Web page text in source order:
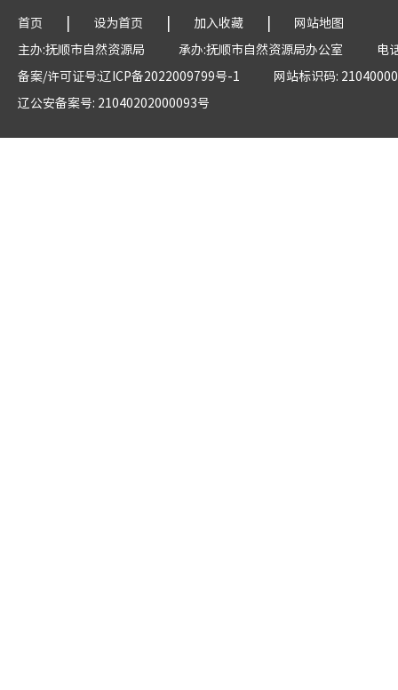
首页 | 设为首页 | 加入收藏 |
网站地图
主办:抚顺市自然资源局
承办:抚顺市自然资源局办公室
电
备案/许可证号:辽ICP备2022009799号-1
网站标识码:
辽公安备案号: 21040202000093号